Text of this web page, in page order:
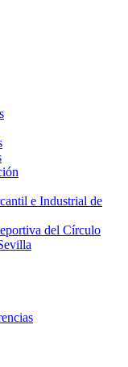
e Industrial de
del Círculo